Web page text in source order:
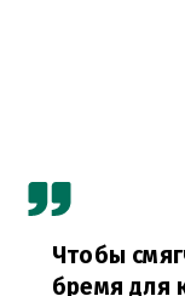
Чтобы
бремя для